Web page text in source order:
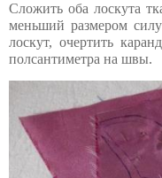
Сложить оба лоскута
меньший размером
лоскут, очертить
полсантиметра на швы.